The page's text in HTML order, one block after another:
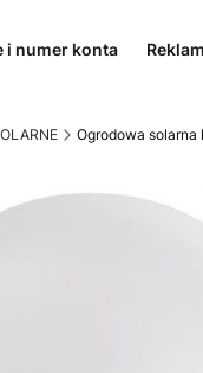
i numer konta
Ogrodowa solarna